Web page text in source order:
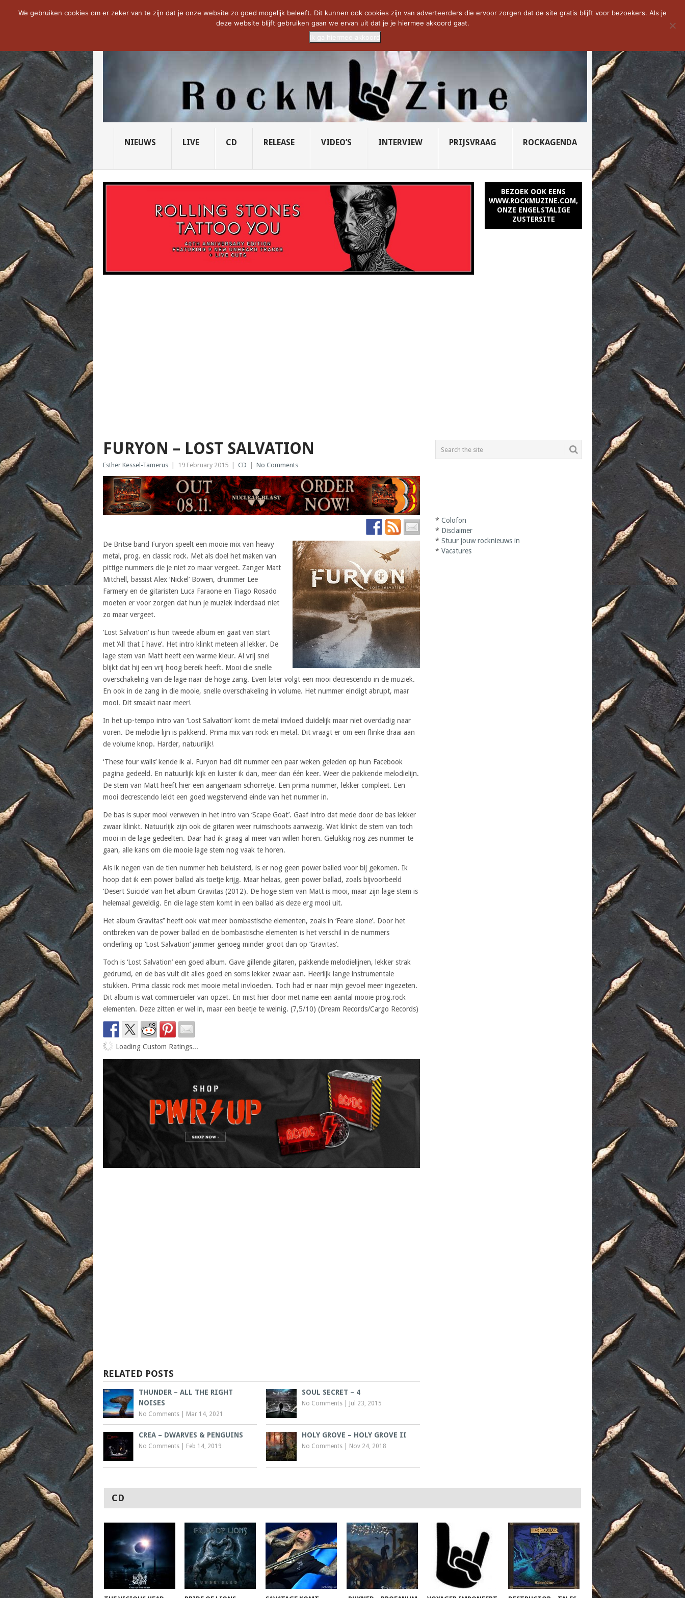
NOW TRENDING: THE VICIOUS HEAD SOCIETY... PRIDE OF LIONS – U... SAVATAGE KOMT TERUG IN 0... CD VAN DE WEEK: SLEEPING...
NIEUWS LIVE CD RELEASE VIDEO’S INTERVIEW PRIJSVRAAG ROCKAGENDA
BEZOEK OOK EENS
WWW.ROCKMUZINE.COM,
ONZE ENGELSTALIGE
ZUSTERSITE
FURYON – LOST SALVATION
Esther Kessel-Tamerus 19 February 2015 CD No Comments
De Britse band Furyon speelt een mooie mix van heavy
metal, prog. en classic rock. Met als doel het maken van
pittige nummers die je niet zo maar vergeet. Zanger Matt
Mitchell, bassist Alex ‘Nickel’ Bowen, drummer Lee
Farmery en de gitaristen Luca Faraone en Tiago Rosado
moeten er voor zorgen dat hun je muziek inderdaad niet
zo maar vergeet.
’Lost Salvation’ is hun tweede album en gaat van start
met ‘All that I have’. Het intro klinkt meteen al lekker. De
lage stem van Matt heeft een warme kleur. Al vrij snel
blijkt dat hij een vrij hoog bereik heeft. Mooi die snelle
overschakeling van de lage naar de hoge zang. Even later volgt een mooi decrescendo in de muziek.
En ook in de zang in die mooie, snelle overschakeling in volume. Het nummer eindigt abrupt, maar
mooi. Dit smaakt naar meer!
In het up-tempo intro van ‘Lost Salvation’ komt de metal invloed duidelijk maar niet overdadig naar
voren. De melodie lijn is pakkend. Prima mix van rock en metal. Dit vraagt er om een flinke draai aan
de volume knop. Harder, natuurlijk!
‘These four walls’ kende ik al. Furyon had dit nummer een paar weken geleden op hun Facebook
pagina gedeeld. En natuurlijk kijk en luister ik dan, meer dan één keer. Weer die pakkende melodielijn.
De stem van Matt heeft hier een aangenaam schorretje. Een prima nummer, lekker compleet. Een
mooi decrescendo leidt een goed wegstervend einde van het nummer in.
De bas is super mooi verweven in het intro van ‘Scape Goat’. Gaaf intro dat mede door de bas lekker
zwaar klinkt. Natuurlijk zijn ook de gitaren weer ruimschoots aanwezig. Wat klinkt de stem van toch
mooi in de lage gedeelten. Daar had ik graag al meer van willen horen. Gelukkig nog zes nummer te
gaan, alle kans om die mooie lage stem nog vaak te horen.
Als ik negen van de tien nummer heb beluisterd, is er nog geen power balled voor bij gekomen. Ik
hoop dat ik een power ballad als toetje krijg. Maar helaas, geen power ballad, zoals bijvoorbeeld
‘Desert Suicide’ van het album Gravitas (2012). De hoge stem van Matt is mooi, maar zijn lage stem is
helemaal geweldig. En die lage stem komt in een ballad als deze erg mooi uit.
Het album Gravitas’’ heeft ook wat meer bombastische elementen, zoals in ‘Feare alone’. Door het
ontbreken van de power ballad en de bombastische elementen is het verschil in de nummers
onderling op ‘Lost Salvation’ jammer genoeg minder groot dan op ‘Gravitas’.
Toch is ‘Lost Salvation’ een goed album. Gave gillende gitaren, pakkende melodielijnen, lekker strak
gedrumd, en de bas vult dit alles goed en soms lekker zwaar aan. Heerlijk lange instrumentale
stukken. Prima classic rock met mooie metal invloeden. Toch had er naar mijn gevoel meer ingezeten.
Dit album is wat commerciëler van opzet. En mist hier door met name een aantal mooie prog.rock
elementen. Deze zitten er wel in, maar een beetje te weinig. (7,5/10) (Dream Records/Cargo Records)
Loading Custom Ratings...
RELATED POSTS
THUNDER – ALL THE RIGHT
NOISES
No Comments Mar 14, 2021
SOUL SECRET – 4
No Comments Jul 23, 2015
CREA – DWARVES & PENGUINS
No Comments Feb 14, 2019
HOLY GROVE – HOLY GROVE II
No Comments Nov 24, 2018
*Colofon
* Disclaimer
*Stuur jouw rocknieuws in
*Vacatures
CD
We gebruiken cookies om er zeker van te zijn dat je onze website zo goed mogelijk beleeft. Dit kunnen ook cookies zijn van adverteerders die ervoor zorgen dat de site gratis blijft voor bezoekers. Als je
deze website blijft gebruiken gaan we ervan uit dat je je hiermee akkoord gaat.
Ik ga hiermee akkoord